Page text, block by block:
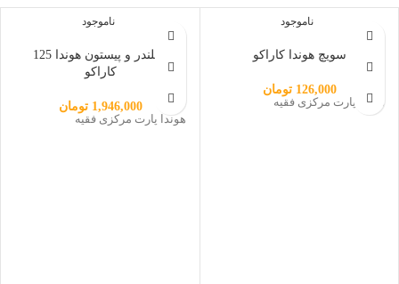
ناموجود
سویچ هوندا کاراکو
126,000 تومان
هوندا پارت مرکزی فقیه
ناموجود
سیلندر و پیستون هوندا 125
کاراکو
1,946,000 تومان
هوندا پارت مرکزی فقیه